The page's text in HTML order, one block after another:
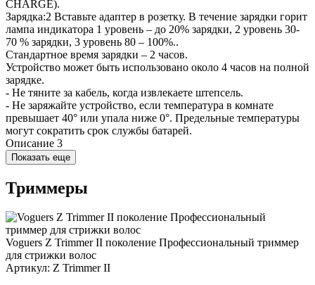
CHARGE).
Зарядка:2 Вставьте адаптер в розетку. В течение зарядки горит
лампа индикатора 1 уровень – до 20% зарядки, 2 уровень 30-
70 % зарядки, 3 уровень 80 – 100%..
Стандартное время зарядки – 2 часов.
Устройство может быть использовано около 4 часов на полной
зарядке.
- Не тяните за кабель, когда извлекаете штепсель.
- Не заряжайте устройство, если температура в комнате
превышает 40° или упала ниже 0°. Предельные температуры
могут сократить срок службы батарей.
Описание 3
Показать еще
Триммеры
Voguers Z Trimmer II поколение Профессиональный триммер
для стрижки волос
Артикул: Z Trimmer II